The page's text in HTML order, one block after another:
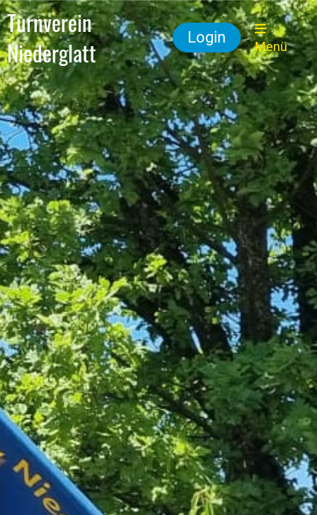
Turnverein
Niederglatt
Login
Menü